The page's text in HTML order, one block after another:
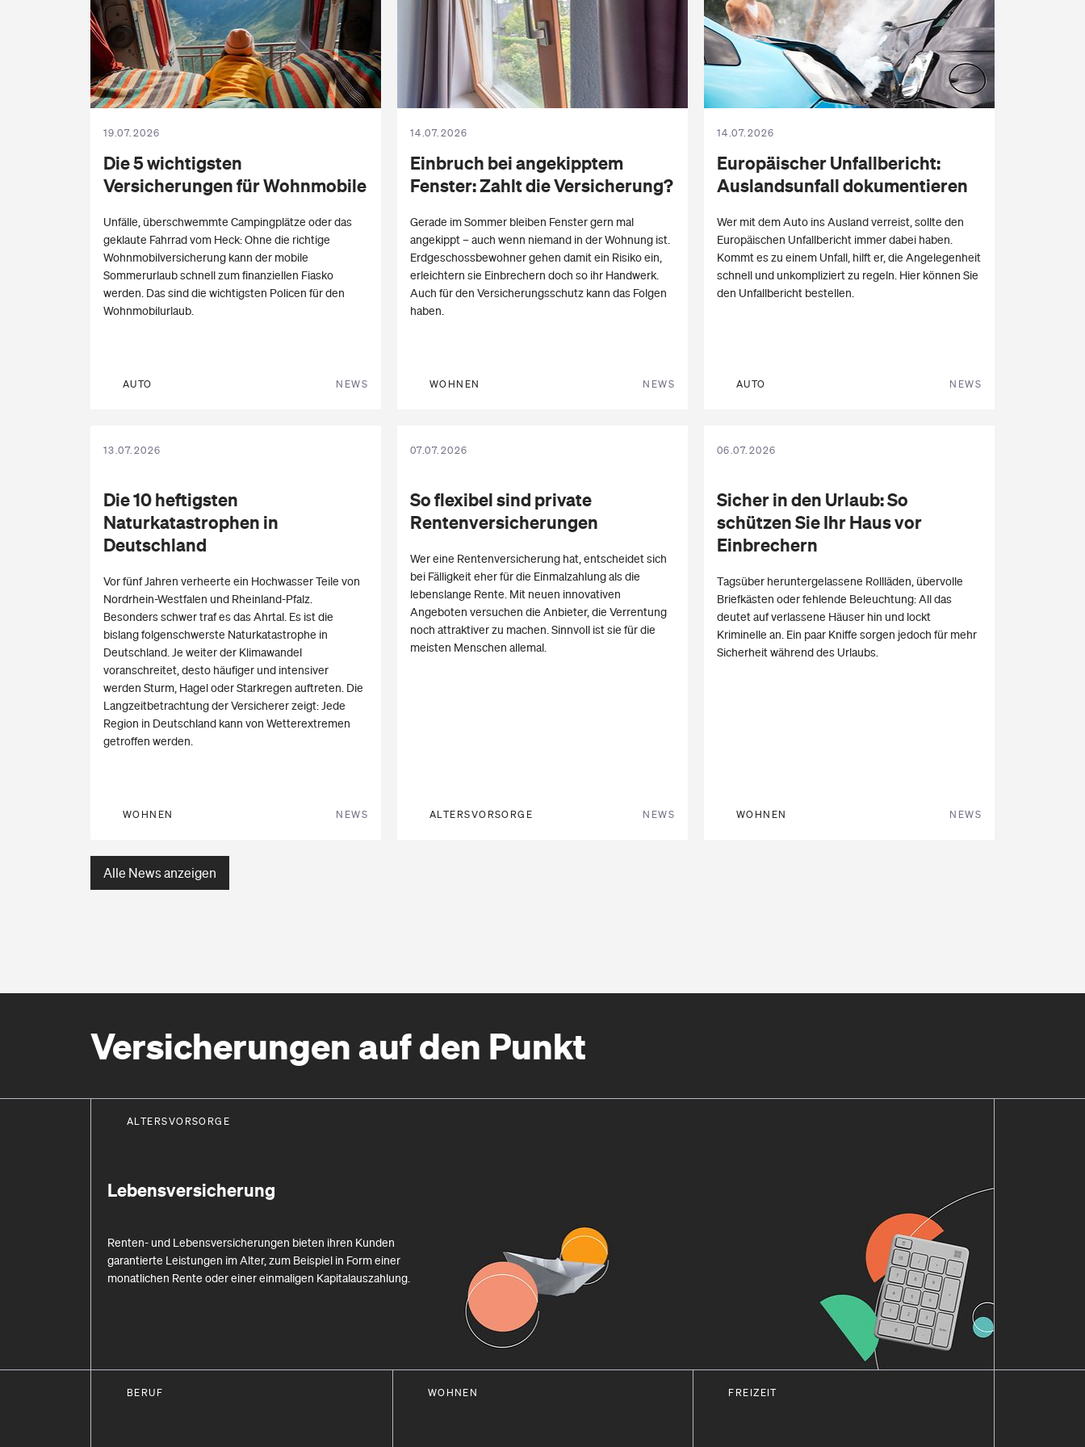
Die 5 wichtigsten
Versicherungen fürWohnmobile
19.07.2026
Unfälle, überschwemmte Campingplätze oder das
geklaute Fahrrad vom Heck: Ohne die richtige
Wohnmobilversicherung kann der mobile
Sommerurlaub schnell zum finanziellen Fiasko
werden. Das sind die wichtigsten Policen für den
Wohnmobilurlaub.
AUTO NEWS
Einbruch beiangekipptem
Fenster:Zahlt die Versicherung?
14.07.2026
Gerade im Sommer bleiben Fenster gern mal
angekippt – auch wenn niemand in der Wohnung ist.
Erdgeschossbewohner gehen damit ein Risiko ein,
erleichtern sie Einbrechern doch so ihr Handwerk.
Auch für den Versicherungsschutz kann das Folgen
haben.
WOHNEN NEWS
Euro­päi­scher Unfall­be­richt:
Auslandsun­fall doku­men­tie­ren
14.07.2026
Wer mit dem Auto ins Ausland verreist, sollte den
Europäischen Unfallbericht immer dabei haben.
Kommt es zu einem Unfall, hilft er, die Angelegenheit
schnell und unkompliziert zu regeln. Hier können Sie
den Unfallbericht bestellen.
AUTO NEWS
Die 10 heftigsten
Naturkatastrophen in
Deutschland
13.07.2026
Vor fünf Jahren verheerte ein Hochwasser Teile von
Nordrhein-Westfalen und Rheinland-Pfalz.
Besonders schwer traf es das Ahrtal. Es ist die
bislang folgenschwerste Naturkatastrophe in
Deutschland. Je weiter der Klimawandel
voranschreitet, desto häufiger und intensiver
werden Sturm, Hagel oder Starkregen auftreten. Die
Langzeitbetrachtung der Versicherer zeigt: Jede
Region in Deutschland kann von Wetterextremen
getroffen werden.
WOHNEN NEWS
So flexibel sind private
Rentenversicherungen
07.07.2026
Wer eine Rentenversicherung hat, entscheidet sich
bei Fälligkeit eher für die Einmalzahlung als die
lebenslange Rente. Mit neuen innovativen
Angeboten versuchen die Anbieter, die Verrentung
noch attraktiver zu machen. Sinnvoll ist sie für die
meisten Menschen allemal.
ALTERSVORSORGE NEWS
Sicher in den Urlaub: So
schützen Sie Ihr Haus vor
Einbrechern
06.07.2026
Tagsüber heruntergelassene Rollläden, übervolle
Briefkästen oder fehlende Beleuchtung: All das
deutet auf verlassene Häuser hin und lockt
Kriminelle an. Ein paar Kniffe sorgen jedoch für mehr
Sicherheit während des Urlaubs.
WOHNEN NEWS
Alle News anzeigen
Versicherungen auf den Punkt
ALTERSVORSORGE
Lebensversicherung
Renten- und Lebensversicherungen bieten ihren Kunden
garantierte Leistungen im Alter, zum Beispiel in Form einer
monatlichen Rente oder einer einmaligen Kapitalauszahlung.
BERUF WOHNEN FREIZEIT